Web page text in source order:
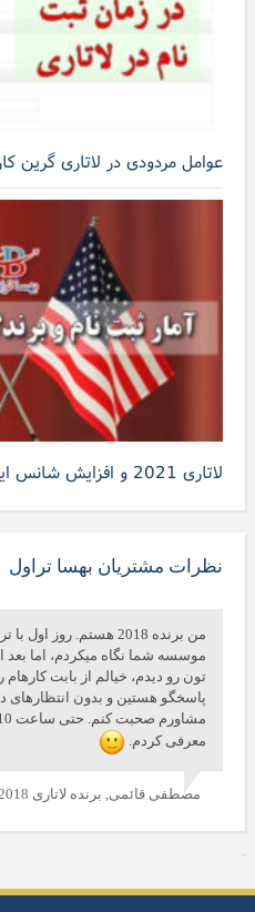
عوامل مردودی در لاتاری گرین
لاتاری 2021 و افزایش شانس ایرانیان برای قبولی
نظرات مشتریان بهسا تراول
من برنده 2018 هستم. روز
موسسه شما نگاه میکردم، اما
تون رو دیدم، خیالم از بابت
پاسخگو هستین و بدون انتظارهای
معرفی کردم.
مصطفی قائمی, برنده لاتاری 2018 از تهران